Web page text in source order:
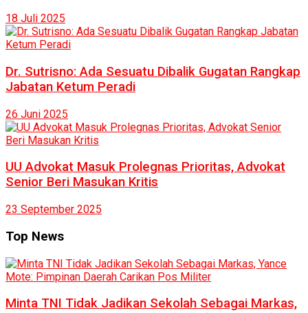
18 Juli 2025
Dr. Sutrisno: Ada Sesuatu Dibalik Gugatan Rangkap
Jabatan Ketum Peradi
26 Juni 2025
UU Advokat Masuk Prolegnas Prioritas, Advokat
Senior Beri Masukan Kritis
23 September 2025
Top News
Minta TNI Tidak Jadikan Sekolah Sebagai Markas,